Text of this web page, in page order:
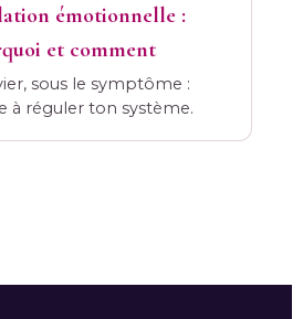
émotionnelle :
et comment
sous le symptôme :
à réguler ton système.